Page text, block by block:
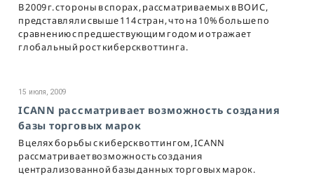
В 2009 г. стороны в спорах, рассматриваемых в ВОИС,
представляли свыше 114 стран, что на 10% больше по
сравнению с предшествующим годом и отражает
глобальный рост киберсквоттинга.
15 июля, 2009
ICANN рассматривает возможность создания
базы торговых марок
В целях борьбы с киберсквоттингом, ICANN
рассматривает возможность создания
централизованной базы данных торговых марок.